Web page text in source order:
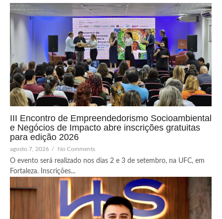
III Encontro de Empreendedorismo Socioambiental
e Negócios de Impacto abre inscrições gratuitas
para edição 2026
agosto 7, 2026 / No Comments
O evento será realizado nos dias 2 e 3 de setembro, na UFC, em
Fortaleza. Inscrições...